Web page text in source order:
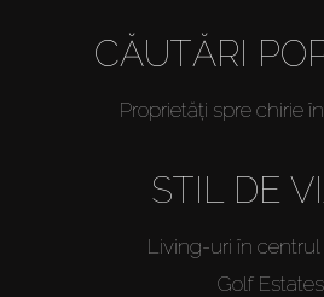
CĂUTĂRI
Proprietăți spre chirie
STIL DE
Living-uri în centrul
Golf Estates